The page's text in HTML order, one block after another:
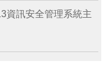
資訊安全管理系統主